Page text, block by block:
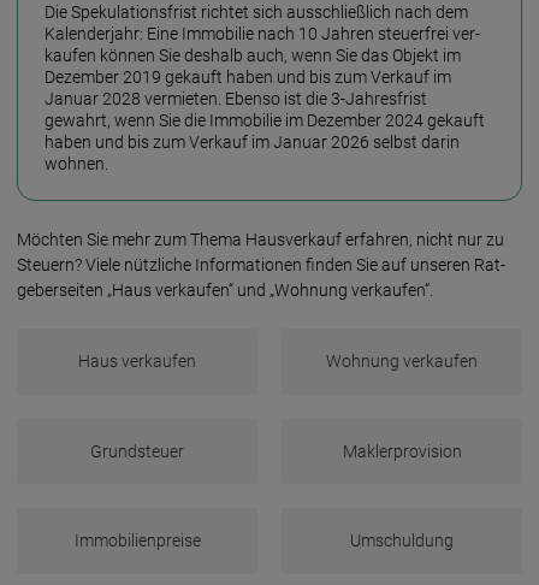
Die Spekula­tions­frist rich­tet sich aus­schließ­lich nach dem
Kalen­der­jahr: Eine Immo­bilie nach 10 Jah­ren steuer­frei ver­
kau­fen kön­nen Sie des­halb auch, wenn Sie das Ob­jekt im
Dezem­ber 2019 ge­kauft haben und bis zum Ver­kauf im
Januar 2028 vermie­ten. Ebenso ist die 3-Jahres­frist
gewahrt, wenn Sie die Immo­bilie im Dezember 2024 ge­kauft
haben und bis zum Verkauf im Januar 2026 selbst darin
woh­nen.
Möchten Sie mehr zum Thema Haus­ver­kauf er­fah­ren, nicht nur zu
Steuern? Viele nütz­liche Infor­matio­nen fin­den Sie auf unse­ren Rat­
geber­sei­ten „Haus ver­kaufen“ und „Wohnung ver­kaufen“.
Haus verkaufen Wohnung verkaufen
Grundsteuer Maklerprovision
Immobilienpreise Umschuldung